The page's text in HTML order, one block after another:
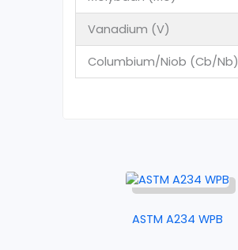
Vanadium (V)
Columbium/Niob (Cb/Nb)
ASTM A234 WPB